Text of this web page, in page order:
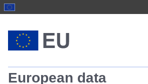
European data